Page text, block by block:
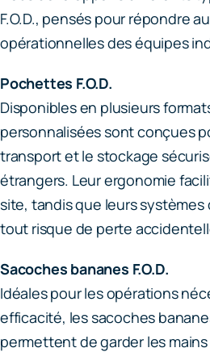
F.O.D., pensés pour répondre
opérationnelles des équipes
Pochettes F.O.D.
Disponibles en plusieurs
personnalisées sont conçues
transport et le stockage
étrangers. Leur ergonomie
site, tandis que leurs
tout risque de perte
Sacoches bananes F.O.D.
Idéales pour les opérations
efficacité, les sacoches
permettent de garder les